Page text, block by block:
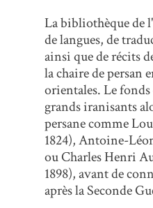
La bibliothèque de
de langues, de
ainsi que de récits
la chaire de persan
orientales. Le
grands iranisants
persane comme
1824), Antoine-
ou Charles Henri
1898), avant de
après la Seconde